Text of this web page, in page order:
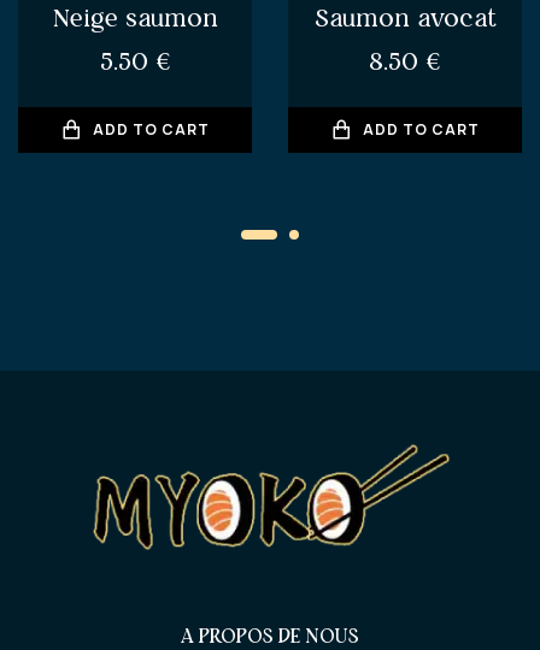
Neige saumon
5.50 €
ADD TO CART
Saumon avocat
8.50 €
ADD TO CART
A PROPOS DE NOUS